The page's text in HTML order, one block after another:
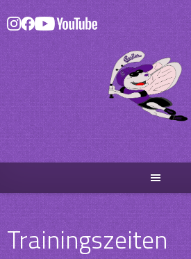
Skip
to
content
Trainingszeiten